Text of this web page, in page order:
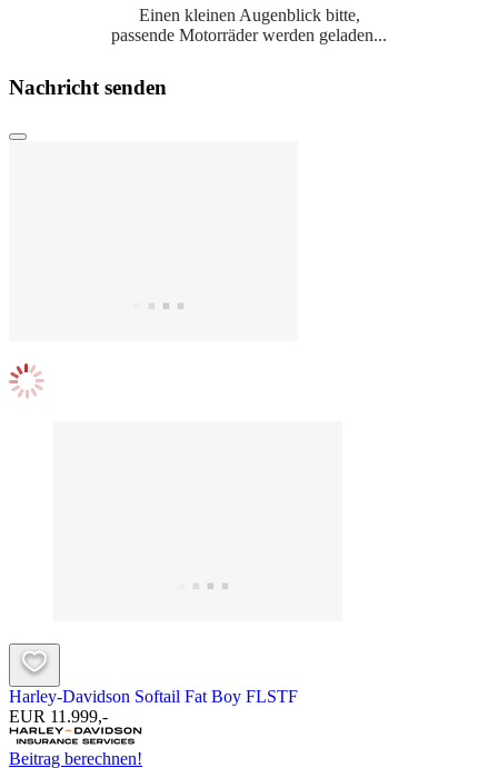
Einen kleinen Augenblick bitte,
passende Motorräder werden geladen...
Nachricht senden
Harley-Davidson Softail Fat Boy FLSTF
EUR 11.999,-
Beitrag berechnen!